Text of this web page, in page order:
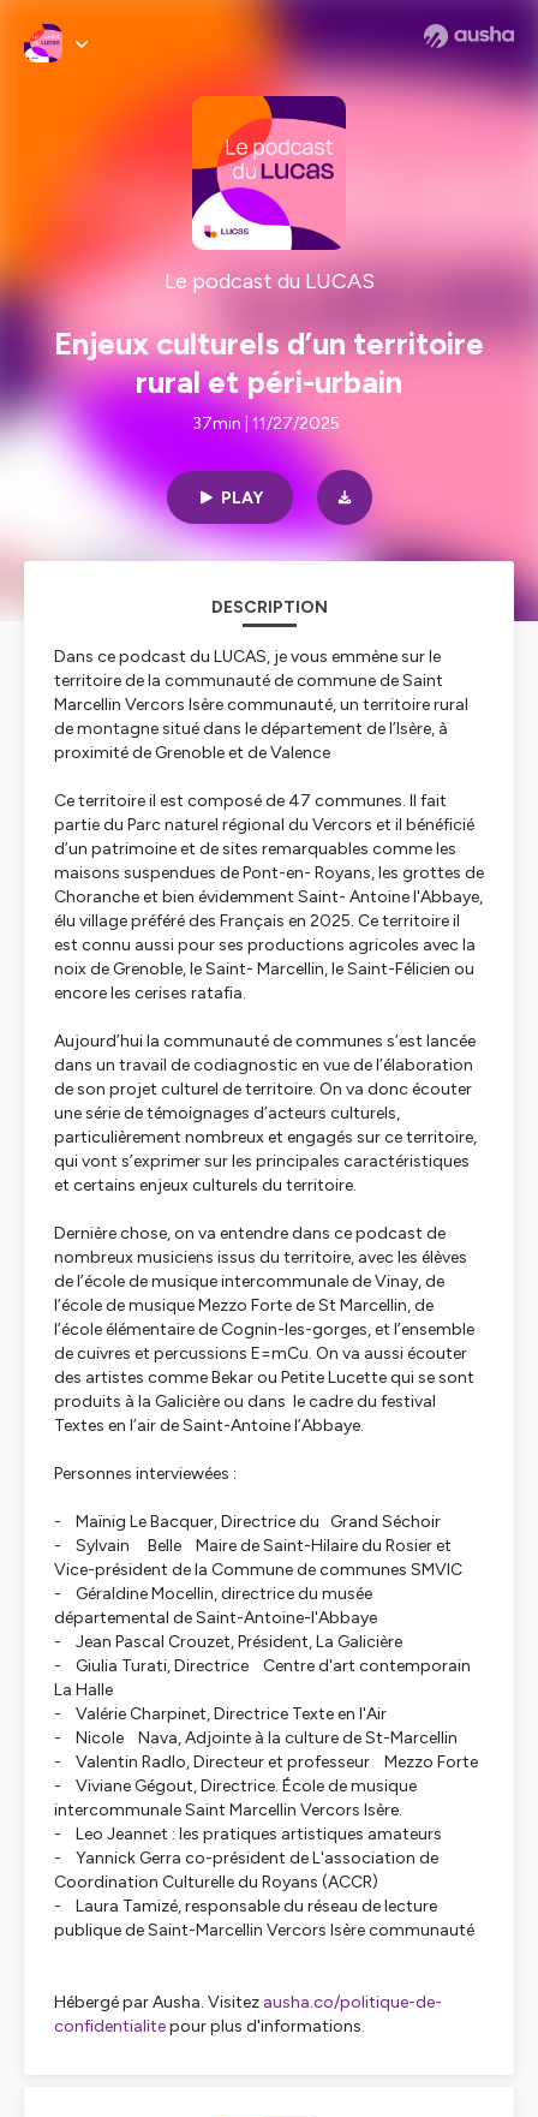
Le podcast du LUCAS
Enjeux culturels d’un territoire
rural et péri-urbain
37min | 11/27/2025
PLAY
DESCRIPTION
Dans ce podcast du LUCAS, je vous emmène sur le
territoire de la communauté de commune de Saint
Marcellin Vercors Isère communauté, un territoire rural
de montagne situé dans le département de l’Isère, à
proximité de Grenoble et de Valence
Ce territoire il est composé de 47 communes. Il fait
partie du Parc naturel régional du Vercors et il bénéficié
d’un patrimoine et de sites remarquables comme les
maisons suspendues de Pont-en- Royans, les grottes de
Choranche et bien évidemment Saint- Antoine l'Abbaye,
élu village préféré des Français en 2025. Ce territoire il
est connu aussi pour ses productions agricoles avec la
noix de Grenoble, le Saint- Marcellin, le Saint-Félicien ou
encore les cerises ratafia.
Aujourd’hui la communauté de communes s’est lancée
dans un travail de codiagnostic en vue de l’élaboration
de son projet culturel de territoire. On va donc écouter
une série de témoignages d’acteurs culturels,
particulièrement nombreux et engagés sur ce territoire,
qui vont s’exprimer sur les principales caractéristiques
et certains enjeux culturels du territoire.
Dernière chose, on va entendre dans ce podcast de
nombreux musiciens issus du territoire, avec les élèves
de l’école de musique intercommunale de Vinay, de
l’école de musique Mezzo Forte de St Marcellin, de
l’école élémentaire de Cognin-les-gorges, et l’ensemble
de cuivres et percussions E=mCu. On va aussi écouter
des artistes comme Bekar ou Petite Lucette qui se sont
produits à la Galicière ou dans le cadre du festival
Textes en l’air de Saint-Antoine l’Abbaye.
Personnes interviewées :
- Maïnig Le Bacquer, Directrice du Grand Séchoir
- Sylvain Belle Maire de Saint-Hilaire du Rosier et
Vice-président de la Commune de communes SMVIC
- Géraldine Mocellin, directrice du musée
départemental de Saint-Antoine-l'Abbaye
- Jean Pascal Crouzet, Président, La Galicière
- Giulia Turati, Directrice Centre d'art contemporain
La Halle
- Valérie Charpinet, Directrice Texte en l'Air
- Nicole Nava, Adjointe à la culture de St-Marcellin
- Valentin Radlo, Directeur et professeur Mezzo Forte
- Viviane Gégout, Directrice. École de musique
intercommunale Saint Marcellin Vercors Isère.
- Leo Jeannet : les pratiques artistiques amateurs
- Yannick Gerra co-président de L'association de
Coordination Culturelle du Royans (ACCR)
- Laura Tamizé, responsable du réseau de lecture
publique de Saint-Marcellin Vercors Isère communauté
Hébergé par Ausha. Visitez ausha.co/politique-de-
confidentialitepour plus d'informations.